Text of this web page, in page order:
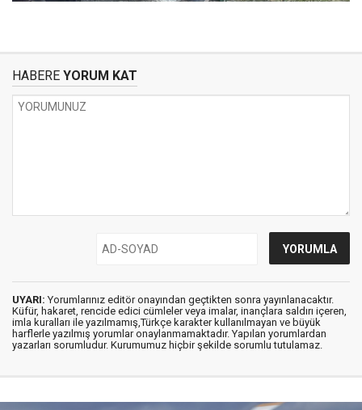
HABERE YORUM KAT
UYARI: Yorumlarınız editör onayından geçtikten sonra yayınlanacaktır.
Küfür, hakaret, rencide edici cümleler veya imalar, inançlara saldırı içeren,
imla kuralları ile yazılmamış,Türkçe karakter kullanılmayan ve büyük
harflerle yazılmış yorumlar onaylanmamaktadır. Yapılan yorumlardan
yazarları sorumludur. Kurumumuz hiçbir şekilde sorumlu tutulamaz.